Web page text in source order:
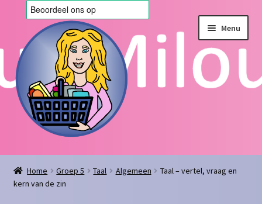
door
naar
navigatie
de
inhoud
Menu
Home
Afrekenen
Home Groep 5 Taal Algemeen
Taal – vertel, vraag en
kern van de zin